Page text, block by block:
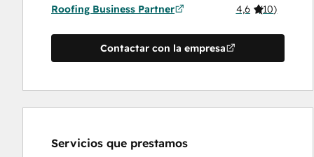
Roofing Business Partner 4,6 (10)
Contactar con la empresa
Servicios que prestamos